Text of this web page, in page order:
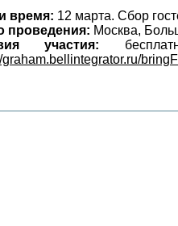
время: 12 марта. Сбор
проведения: Москва,
участия:
graham.bellintegrator.ru/